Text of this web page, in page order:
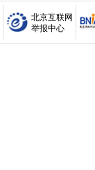
北京互联网
举报中心